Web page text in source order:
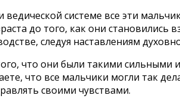
ведической системе все эти
до того, как они
следуя наставлениям
что они были такими сильными
что все мальчики могли так
своими чувствами.